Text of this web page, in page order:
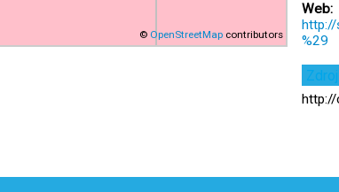
© OpenStreetMap contributors
Web:
http://
%29
Zdroj
http://